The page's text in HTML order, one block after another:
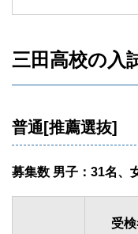
三田高校の入
普通[推薦選抜]
募集数 男子：31名、
受